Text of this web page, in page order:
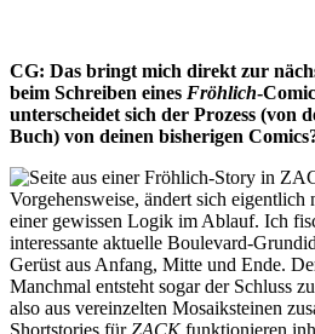
CG: Das bringt mich direkt zur
beim Schreiben eines Fröhlich-
unterscheidet sich der Prozess (von
Buch) von deinen bisherigen
Vorgehensweise, ändert sich
einer gewissen Logik im Ablauf. Ich
interessante aktuelle Boulevard-
Gerüst aus Anfang, Mitte und Ende.
Manchmal entsteht sogar der Schluss
also aus vereinzelten Mosaiksteinen
Shortstories fürZACKfunktionieren